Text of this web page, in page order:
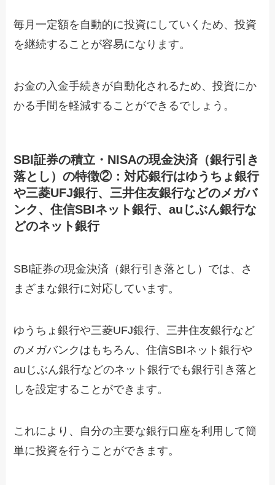
毎月一定額を自動的に投資にしていくため、投資
を継続することが容易になります。
お金の入金手続きが自動化されるため、投資にか
かる手間を軽減することができるでしょう。
SBI証券の積立・NISAの現金決済（銀行引き
落とし）の特徴②：対応銀行はゆうちょ銀行
や三菱UFJ銀行、三井住友銀行などのメガバ
ンク、住信SBIネット銀行、auじぶん銀行な
どのネット銀行
SBI証券の現金決済（銀行引き落とし）では、さ
まざまな銀行に対応しています。
ゆうちょ銀行や三菱UFJ銀行、三井住友銀行など
のメガバンクはもちろん、住信SBIネット銀行や
auじぶん銀行などのネット銀行でも銀行引き落と
しを設定することができます。
これにより、自分の主要な銀行口座を利用して簡
単に投資を行うことができます。